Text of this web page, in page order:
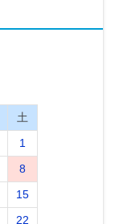
土
1
8
15
22